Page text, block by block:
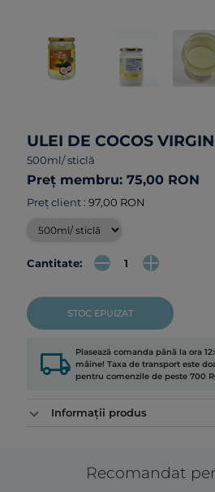
ULEI DE COCOS
500ml/ sticlă
Preț membru: 75,00 RON
Preț client : 97,00 RON
Cantitate:
STOC EPUIZAT
local_shipping Plasează comanda până la ora
mâine! Taxa de transport este
pentru comenzile de peste 700
Informații produs
Recomandat